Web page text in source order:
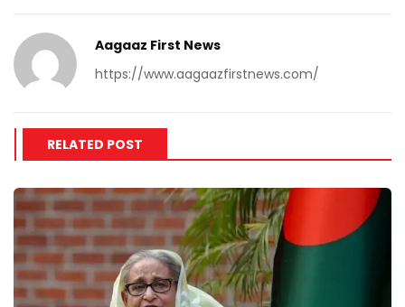
Aagaaz First News
https://www.aagaazfirstnews.com/
RELATED POST